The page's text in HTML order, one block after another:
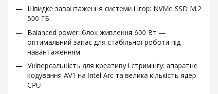
Швидке завантаження системи і ігор: NVMe SSD M.2
500 ГБ
Balanced power: блок живлення 600 Вт —
оптимальний запас для стабільної роботи під
навантаженням
Універсальність для креативу і стримінгу: апаратне
кодування AV1 на Intel Arc та велика кількість ядер
CPU